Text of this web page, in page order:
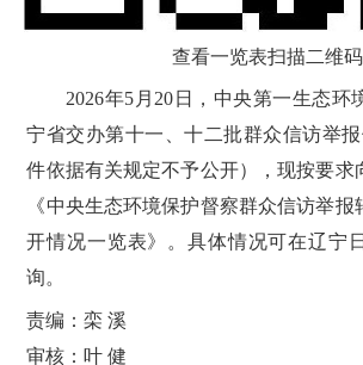
查看一览表扫描二维码
2026年5月20日，中央第一生态环
宁省交办第十一、十二批群众信访举
件依据有关规定不予公开），现按要求
《中央生态环境保护督察群众信访举
开情况一览表》。具体情况可在辽宁
询。
责编：栾 溪
审核：叶 健